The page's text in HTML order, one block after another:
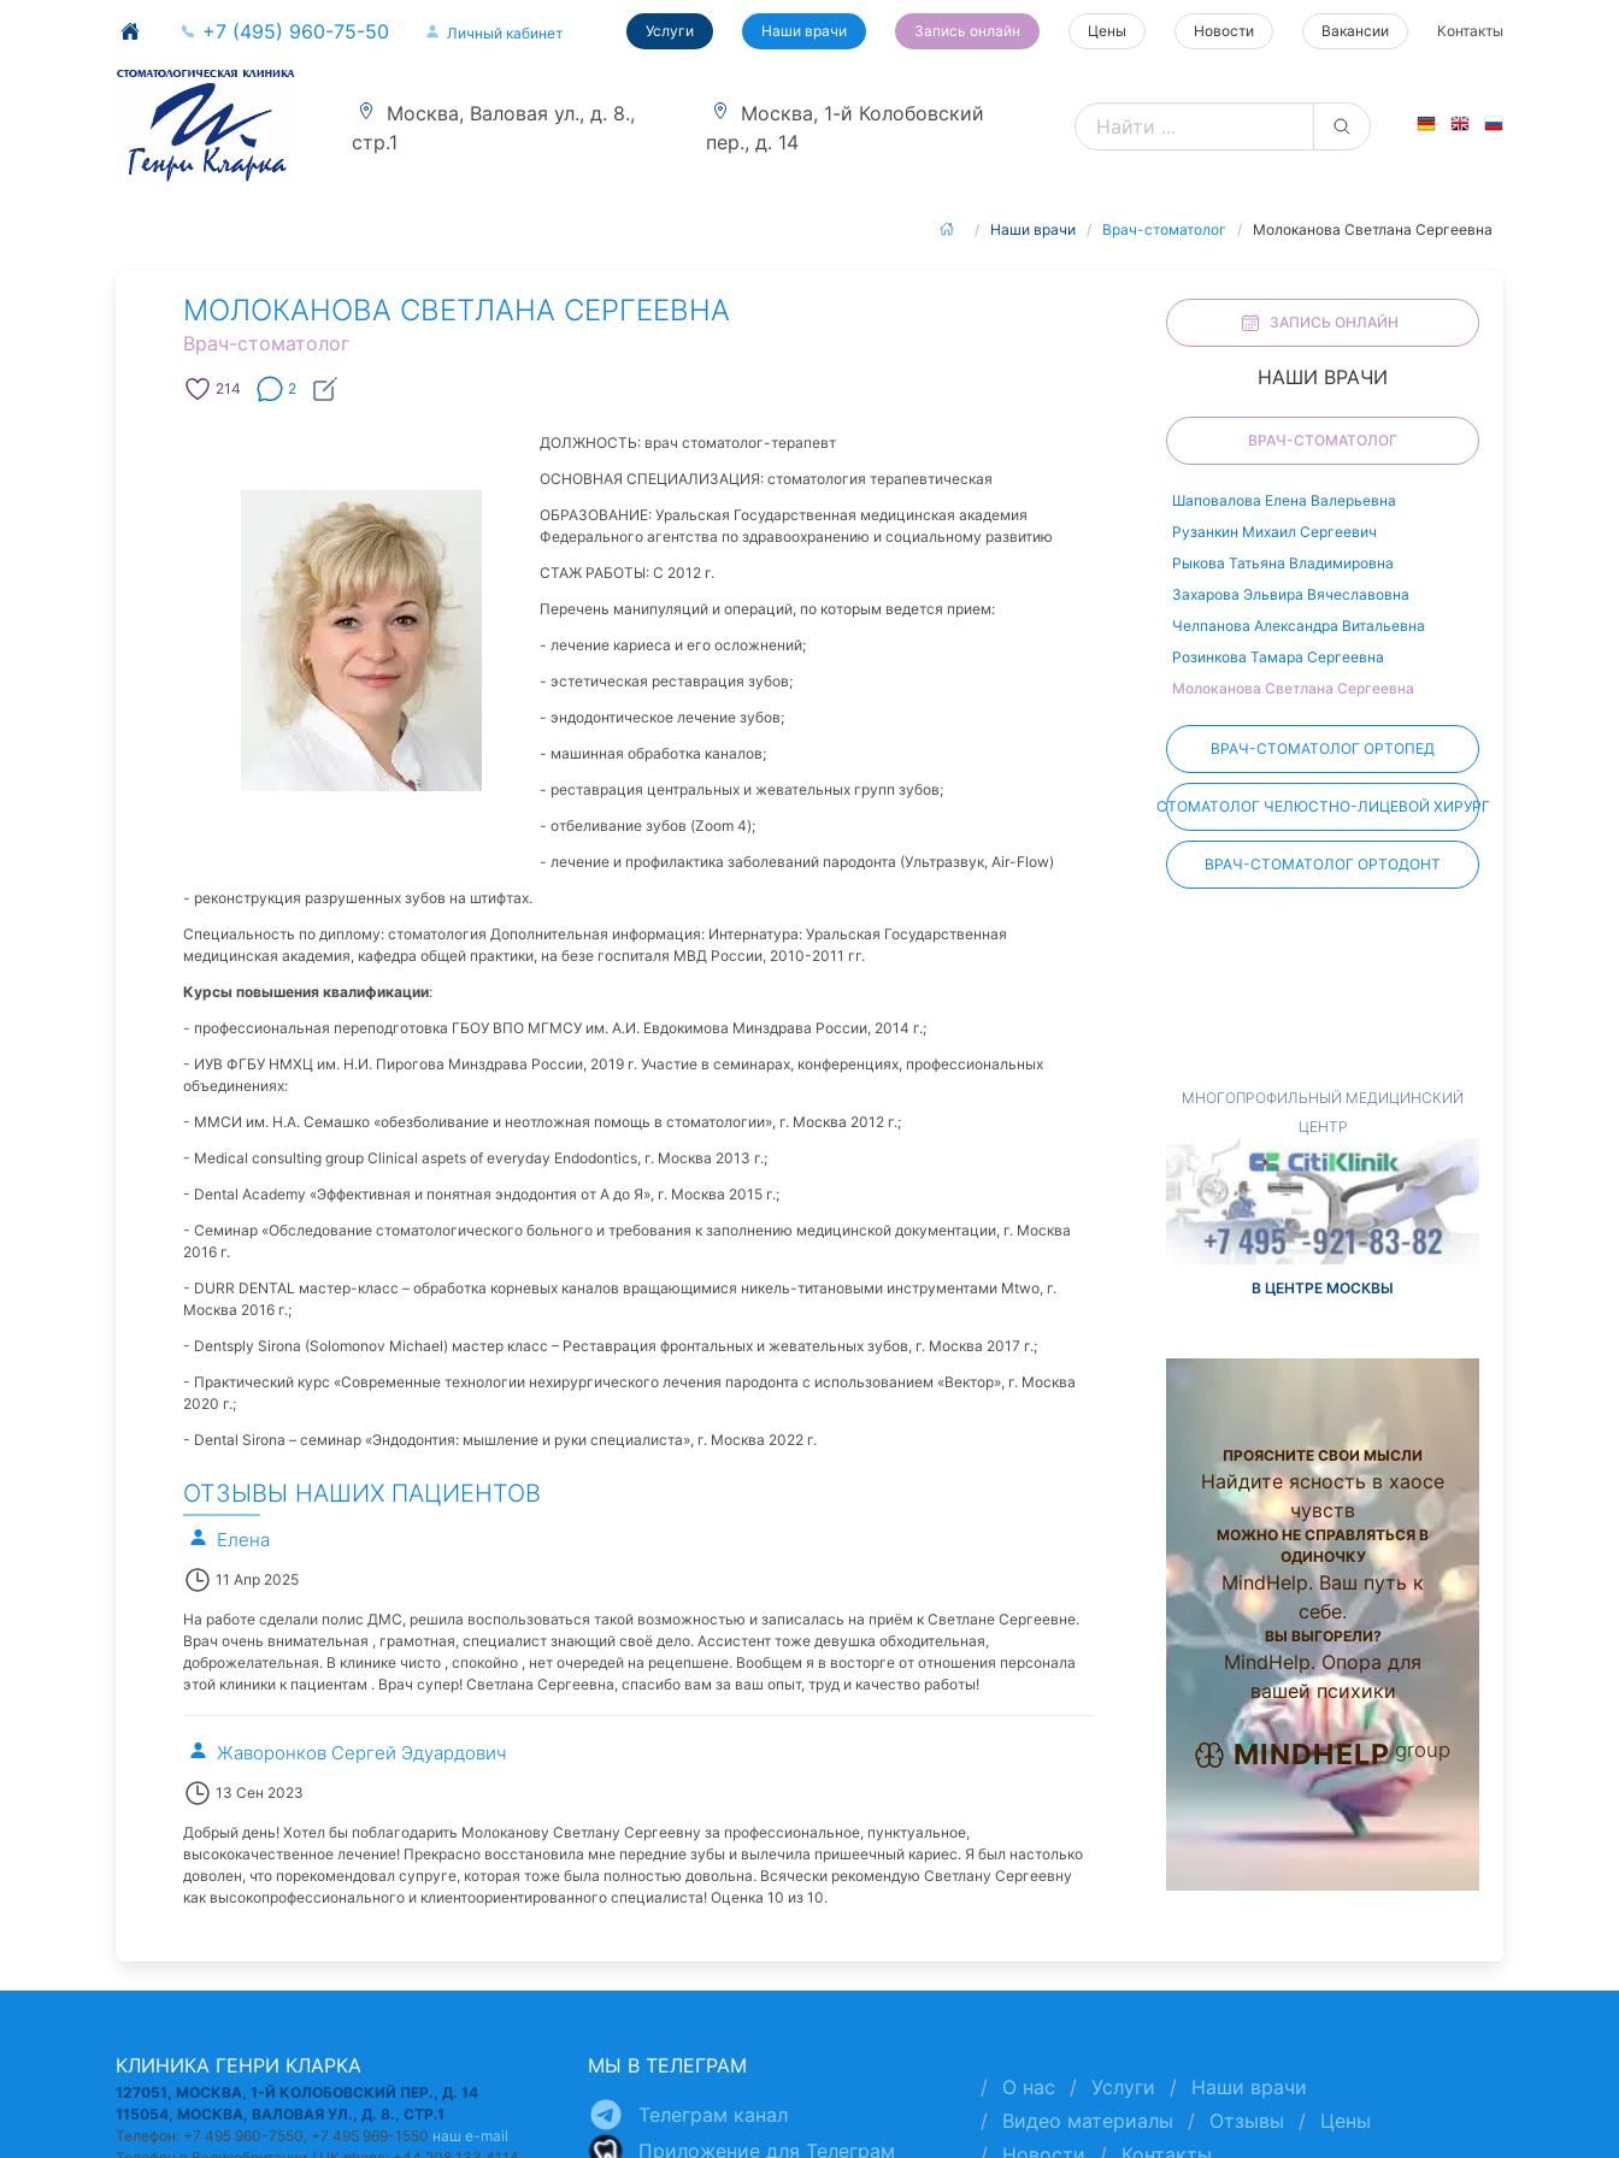
Москва, Валовая ул., д. 8.,
стр.1
Москва, 1-й Колобовский
пер., д. 14
+7 (495) 960-75-50 Личный кабинет Услуги Наши врачи Запись онлайн Цены Новости Вакансии Контакты
Наши врачи Врач-стоматолог Молоканова Светлана Сергеевна
МОЛОКАНОВА СВЕТЛАНА СЕРГЕЕВНА
Врач-стоматолог
214 2
ДОЛЖНОСТЬ: врач стоматолог-терапевт
ОСНОВНАЯ СПЕЦИАЛИЗАЦИЯ: стоматология терапевтическая
ОБРАЗОВАНИЕ: Уральская Государственная медицинская академия
Федерального агентства по здравоохранению и социальному развитию
СТАЖ РАБОТЫ: С 2012 г.
Перечень манипуляций и операций, по которым ведется прием:
- лечение кариеса и его осложнений;
- эстетическая реставрация зубов;
- эндодонтическое лечение зубов;
- машинная обработка каналов;
- реставрация центральных и жевательных групп зубов;
- отбеливание зубов (Zoom 4);
- лечение и профилактика заболеваний пародонта (Ультразвук, Air-Flow)
- реконструкция разрушенных зубов на штифтах.
Специальность по диплому: стоматология Дополнительная информация: Интернатура: Уральская Государственная
медицинская академия, кафедра общей практики, на безе госпиталя МВД России, 2010-2011 гг.
Курсы повышения квалификации:
- профессиональная переподготовка ГБОУ ВПО МГМСУ им. А.И. Евдокимова Минздрава России, 2014 г.;
- ИУВ ФГБУ НМХЦ им. Н.И. Пирогова Минздрава России, 2019 г. Участие в семинарах, конференциях, профессиональных
объединениях:
- ММСИ им. Н.А. Семашко «обезболивание и неотложная помощь в стоматологии», г. Москва 2012 г.;
- Medical consulting group Clinical aspets of everyday Endodontics, г. Москва 2013 г.;
- Dental Academy «Эффективная и понятная эндодонтия от А до Я», г. Москва 2015 г.;
- Семинар «Обследование стоматологического больного и требования к заполнению медицинской документации, г. Москва
2016 г.
- DURR DENTAL мастер-класс – обработка корневых каналов вращающимися никель-титановыми инструментами Mtwo, г.
Москва 2016 г.;
- Dentsply Sirona (Solomonov Michael) мастер класс – Реставрация фронтальных и жевательных зубов, г. Москва 2017 г.;
- Практический курс «Современные технологии нехирургического лечения пародонта с использованием «Вектор», г. Москва
2020 г.;
- Dental Sirona – семинар «Эндодонтия: мышление и руки специалиста», г. Москва 2022 г.
ОТЗЫВЫ НАШИХ ПАЦИЕНТОВ
Елена
11 Апр 2025
На работе сделали полис ДМС, решила воспользоваться такой возможностью и записалась на приём к Светлане Сергеевне.
Врач очень внимательная , грамотная, специалист знающий своё дело. Ассистент тоже девушка обходительная,
доброжелательная. В клинике чисто , спокойно , нет очередей на рецепшене. Вообщем я в восторге от отношения персонала
этой клиники к пациентам . Врач супер! Светлана Сергеевна, спасибо вам за ваш опыт, труд и качество работы!
Жаворонков Сергей Эдуардович
13 Сен 2023
Добрый день! Хотел бы поблагодарить Молоканову Светлану Сергеевну за профессиональное, пунктуальное,
высококачественное лечение! Прекрасно восстановила мне передние зубы и вылечила пришеечный кариес. Я был настолько
доволен, что порекомендовал супруге, которая тоже была полностью довольна. Всячески рекомендую Светлану Сергеевну
как высокопрофессионального и клиентоориентированного специалиста! Оценка 10 из 10.
ЗАПИСЬ ОНЛАЙН
НАШИ ВРАЧИ
ВРАЧ-СТОМАТОЛОГ
Шаповалова Елена Валерьевна
Рузанкин Михаил Сергеевич
Рыкова Татьяна Владимировна
Захарова Эльвира Вячеславовна
Челпанова Александра Витальевна
Розинкова Тамара Сергеевна
Молоканова Светлана Сергеевна
ВРАЧ-СТОМАТОЛОГ ОРТОПЕД
СТОМАТОЛОГ ЧЕЛЮСТНО-ЛИЦЕВОЙ ХИРУРГ
ВРАЧ-СТОМАТОЛОГ ОРТОДОНТ
МНОГОПРОФИЛЬНЫЙ МЕДИЦИНСКИЙ
ЦЕНТР
В ЦЕНТРЕ МОСКВЫ
ПРОЯСНИТЕ СВОИ МЫСЛИ
Найдите ясность в хаосе
чувств
МОЖНО НЕ СПРАВЛЯТЬСЯ В
ОДИНОЧКУ
MindHelp. Ваш путь к
себе.
ВЫ ВЫГОРЕЛИ?
MindHelp. Опора для
вашей психики
MINDHELP group
КЛИНИКА ГЕНРИ КЛАРКА
127051, МОСКВА, 1-Й КОЛОБОВСКИЙ ПЕР., Д. 14
115054, МОСКВА, ВАЛОВАЯ УЛ., Д. 8., СТР.1
Телефон: +7 495 960-7550, +7 495 969-1550 наш e-mail
МЫ В ТЕЛЕГРАМ
Телеграм канал
Приложение для Телеграм
О нас Услуги
Наши врачи
Видео материалы
Отзывы
Цены